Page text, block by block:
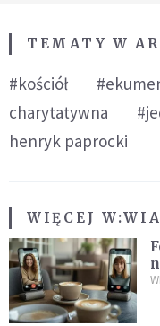
TEMATY W
#kościół
charytatywna
henryk paprocki
WIĘCEJ W: